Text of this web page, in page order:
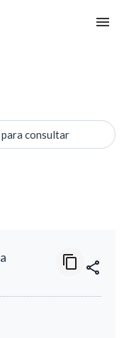
consultar